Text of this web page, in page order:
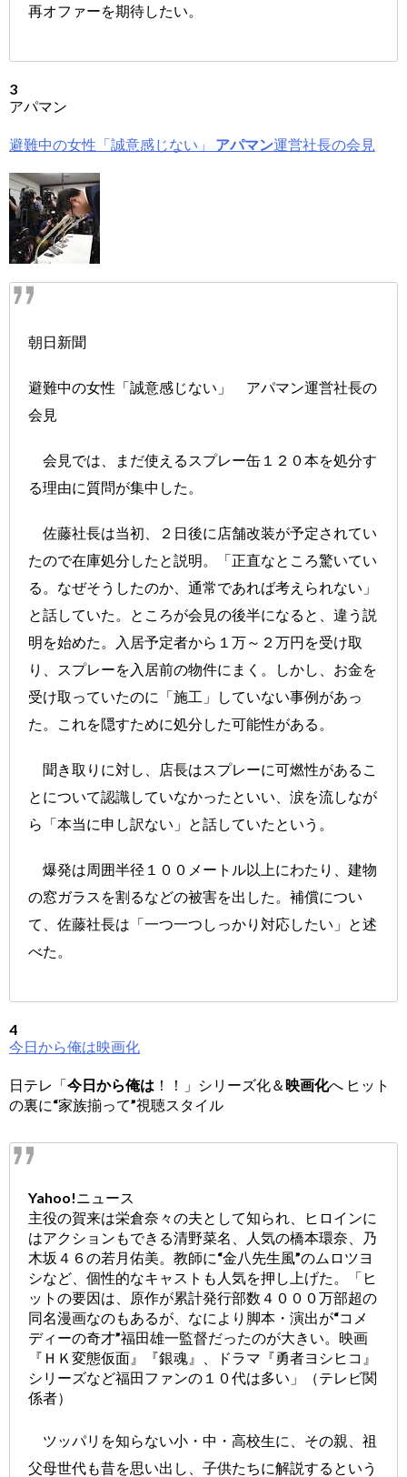
再オファーを期待したい。
3
アパマン
避難中の女性「誠意感じない」 アパマン運営社長の会見
朝日新聞
避難中の女性「誠意感じない」 アパマン運営社長の
会見
会見では、まだ使えるスプレー缶１２０本を処分す
る理由に質問が集中した。
佐藤社長は当初、２日後に店舗改装が予定されてい
たので在庫処分したと説明。「正直なところ驚いてい
る。なぜそうしたのか、通常であれば考えられない」
と話していた。ところが会見の後半になると、違う説
明を始めた。入居予定者から１万～２万円を受け取
り、スプレーを入居前の物件にまく。しかし、お金を
受け取っていたのに「施工」していない事例があっ
た。これを隠すために処分した可能性がある。
聞き取りに対し、店長はスプレーに可燃性があるこ
とについて認識していなかったといい、涙を流しなが
ら「本当に申し訳ない」と話していたという。
爆発は周囲半径１００メートル以上にわたり、建物
の窓ガラスを割るなどの被害を出した。補償につい
て、佐藤社長は「一つ一つしっかり対応したい」と述
べた。
4
今日から俺は映画化
日テレ「今日から俺は ！！」シリーズ化＆映画化へ ヒット
の裏に“家族揃って”視聴スタイル
Yahoo!ニュース
主役の賀来は栄倉奈々の夫として知られ、ヒロインに
はアクションもできる清野菜名
、人気の橋本環奈、乃
木坂４６の若月佑美。教師に“金八先生風”のムロツヨ
シなど、個性的なキャストも人気を押し上げた。「ヒ
ットの要因は、原作が累計発行部数４０００万部超の
同名漫画なのもあるが、なにより脚本・演出が“コメ
ディーの奇才”福田雄一監督だったのが大きい。映画
『ＨＫ変態仮面』『銀魂』、ドラマ『勇者ヨシヒコ』
シリーズなど福田ファンの１０代は多い」（テレビ関
係者）
ツッパリを知らない小・中・高校生に、その親、祖
父母世代も昔を思い出し、子供たちに解説するという